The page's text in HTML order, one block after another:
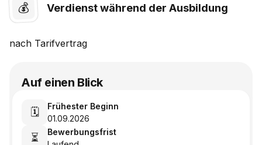
💰 Verdienst während der Ausbildung
nach Tarifvertrag
Auf einen Blick
🗓️
Frühester Beginn
01.09.2026
⏳
Bewerbungsfrist